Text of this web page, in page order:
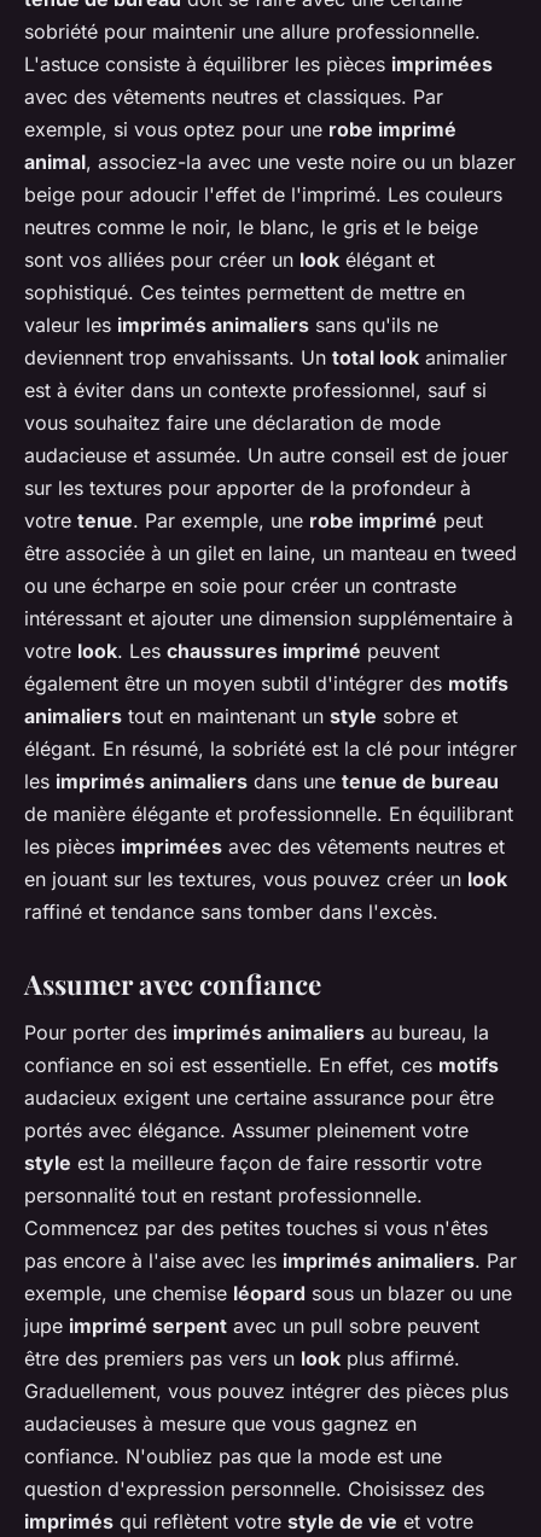
sobriété pour maintenir une allure professionnelle.
L'astuce consiste à équilibrer les pièces imprimées
avec des vêtements neutres et classiques. Par
exemple, si vous optez pour une robe imprimé
animal, associez-la avec une veste noire ou un blazer
beige pour adoucir l'effet de l'imprimé. Les couleurs
neutres comme le noir, le blanc, le gris et le beige
sont vos alliées pour créer un look élégant et
sophistiqué. Ces teintes permettent de mettre en
valeur les imprimés animaliers sans qu'ils ne
deviennent trop envahissants. Un total look animalier
est à éviter dans un contexte professionnel, sauf si
vous souhaitez faire une déclaration de mode
audacieuse et assumée. Un autre conseil est de jouer
sur les textures pour apporter de la profondeur à
votre tenue. Par exemple, une robe imprimé peut
être associée à un gilet en laine, un manteau en tweed
ou une écharpe en soie pour créer un contraste
intéressant et ajouter une dimension supplémentaire à
votre look. Les chaussures imprimé peuvent
également être un moyen subtil d'intégrer des motifs
animaliers tout en maintenant un style sobre et
élégant. En résumé, la sobriété est la clé pour intégrer
les imprimés animaliers dans une tenue de bureau
de manière élégante et professionnelle. En équilibrant
les pièces imprimées avec des vêtements neutres et
en jouant sur les textures, vous pouvez créer un look
raffiné et tendance sans tomber dans l'excès.
Assumer avec confiance
Pour porter des imprimés animaliers au bureau, la
confiance en soi est essentielle. En effet, ces motifs
audacieux exigent une certaine assurance pour être
portés avec élégance. Assumer pleinement votre
style est la meilleure façon de faire ressortir votre
personnalité tout en restant professionnelle.
Commencez par des petites touches si vous n'êtes
pas encore à l'aise avec les imprimés animaliers. Par
exemple, une chemise léopard sous un blazer ou une
jupe imprimé serpent avec un pull sobre peuvent
être des premiers pas vers un look plus affirmé.
Graduellement, vous pouvez intégrer des pièces plus
audacieuses à mesure que vous gagnez en
confiance. N'oubliez pas que la mode est une
question d'expression personnelle. Choisissez des
imprimés qui reflètent votre style de vie et votre